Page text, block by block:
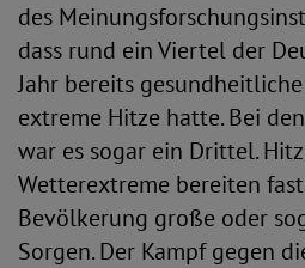
des
dass rund ein Viertel der
Jahr bereits
extreme Hitze hatte. Bei
war es sogar ein Drittel.
Wetterextreme bereiten
Bevölkerung große oder
Sorgen. Der Kampf gegen